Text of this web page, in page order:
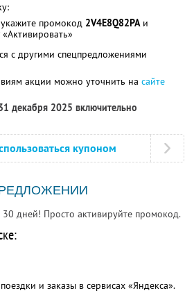
промокод 2V4E8Q82PAи
с другими спецпредложениями
акции можно уточнить на сайте
декабря 2025 включительно
купоном
дней! Просто активируйте промокод.
и заказы в сервисах «Яндекса».